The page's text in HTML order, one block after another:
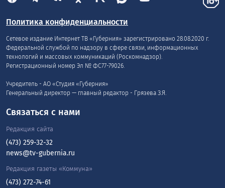
Политика конфиденциальности
Сетевое издание Интернет ТВ «Губерния» зарегистрировано 28.08.2020 г.
Федеральной службой по надзору в сфере связи, информационных
технологий и массовых коммуникаций (Роскомнадзор).
Регистрационный номер Эл № ФС77-79026.
Учредитель - АО «Студия «Губерния»
Генеральный директор — главный редактор - Грязева З.Я.
Связаться с нами
Редакция сайта
(473) 259-32-32
news@tv-gubernia.ru
Редакция газеты «Коммуна»
(473) 272-74-61